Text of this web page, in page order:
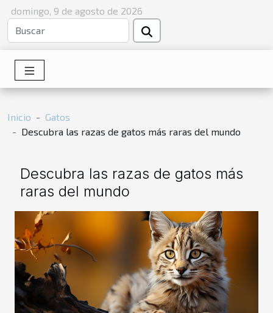
domingo, 9 de agosto de 2026
Inicio
Gatos
Descubra las razas de gatos más raras del mundo
Descubra las razas de gatos más
raras del mundo